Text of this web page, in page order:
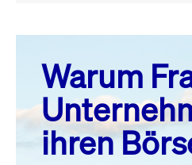
August 26
MO. DI. MI. DO.
3
4 5 6
Warum
ihren